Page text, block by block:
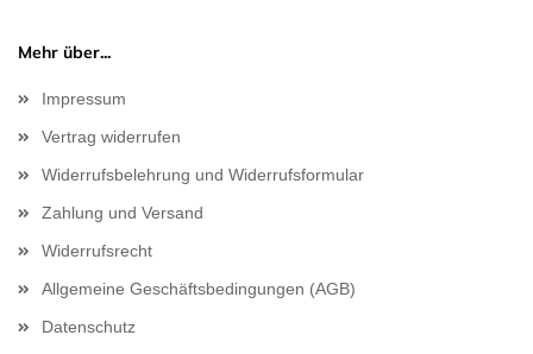
Mehr über...
Impressum
Vertrag widerrufen
Widerrufsbelehrung und Widerrufsformular
Zahlung und Versand
Widerrufsrecht
Allgemeine Geschäftsbedingungen (AGB)
Datenschutz